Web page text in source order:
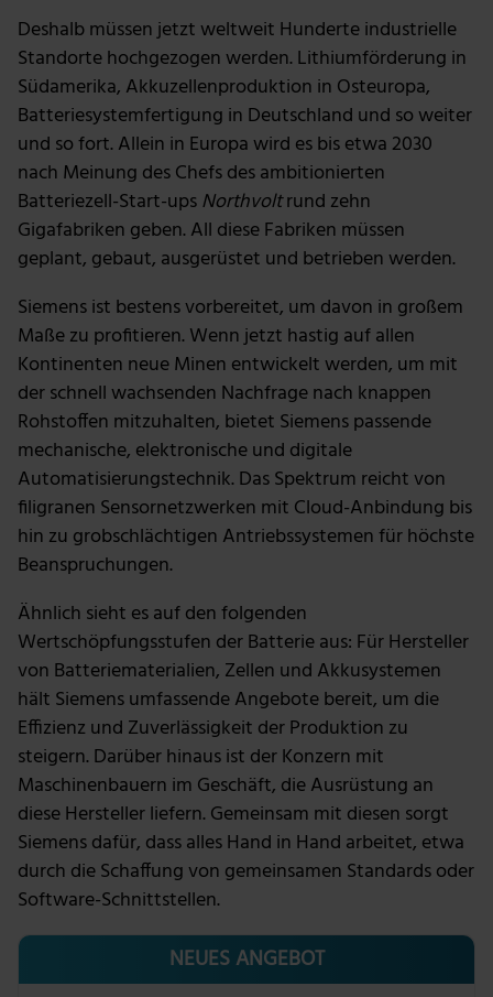
Deshalb müssen jetzt weltweit Hunderte industrielle
Standorte hochgezogen werden. Lithiumförderung in
Südamerika, Akkuzellenproduktion in Osteuropa,
Batteriesystemfertigung in Deutschland und so weiter
und so fort. Allein in Europa wird es bis etwa 2030
nach Meinung des Chefs des ambitionierten
Batteriezell-Start-upsNorthvoltrund zehn
Gigafabriken geben. All diese Fabriken müssen
geplant, gebaut, ausgerüstet und betrieben werden.
Siemens ist bestens vorbereitet, um davon in großem
Maße zu profitieren. Wenn jetzt hastig auf allen
Kontinenten neue Minen entwickelt werden, um mit
der schnell wachsenden Nachfrage nach knappen
Rohstoffen mitzuhalten, bietet Siemens passende
mechanische, elektronische und digitale
Automatisierungstechnik. Das Spektrum reicht von
filigranen Sensornetzwerken mit Cloud-Anbindung bis
hin zu grobschlächtigen Antriebssystemen für höchste
Beanspruchungen.
Ähnlich sieht es auf den folgenden
Wertschöpfungsstufen der Batterie aus: Für Hersteller
von Batteriematerialien, Zellen und Akkusystemen
hält Siemens umfassende Angebote bereit, um die
Effizienz und Zuverlässigkeit der Produktion zu
steigern. Darüber hinaus ist der Konzern mit
Maschinenbauern im Geschäft, die Ausrüstung an
diese Hersteller liefern. Gemeinsam mit diesen sorgt
Siemens dafür, dass alles Hand in Hand arbeitet, etwa
durch die Schaffung von gemeinsamen Standards oder
Software-Schnittstellen.
NEUES ANGEBOT